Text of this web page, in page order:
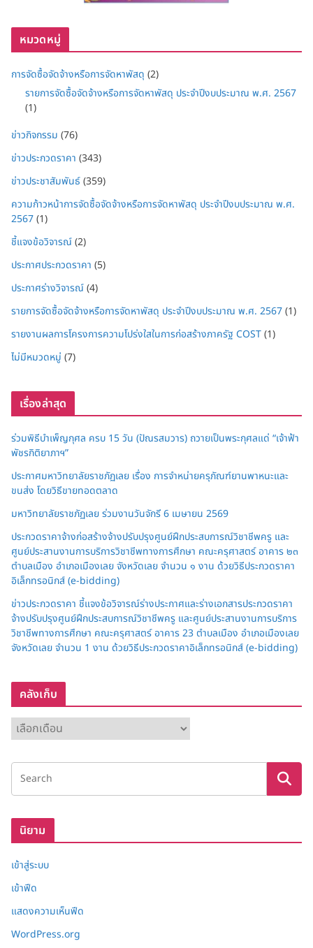
หมวดหมู่
การจัดซื้อจัดจ้างหรือการจัดหาพัสดุ (2)
รายการจัดซื้อจัดจ้างหรือการจัดหาพัสดุ ประจำปีงบประมาณ พ.ศ. 2567
(1)
ข่าวกิจกรรม (76)
ข่าวประกวดราคา (343)
ข่าวประชาสัมพันธ์(359)
ความก้าวหน้าการจัดซื้อจัดจ้างหรือการจัดหาพัสดุ ประจำปีงบประมาณ พ.ศ.
2567(1)
ชี้แจงข้อวิจารณ์(2)
ประกาศประกวดราคา (5)
ประกาศร่างวิจารณ์(4)
รายการจัดซื้อจัดจ้างหรือการจัดหาพัสดุ ประจำปีงบประมาณ พ.ศ. 2567(1)
รายงานผลการโครงการความโปร่งใสในการก่อสร้างภาครัฐ COST(1)
ไม่มีหมวดหมู่ (7)
เรื่องล่าสุด
ร่วมพิธีบำเพ็ญกุศล ครบ 15 วัน (ปัณรสมวาร) ถวายเป็นพระกุศลแด่ “เจ้าฟ้า
พัชรกิติยาภาฯ”
ประกาศมหาวิทยาลัยราชภัฏเลย เรื่อง การจำหน่ายครุภัณฑ์ยานพาหนะและ
ขนส่ง โดยวิธีขายทอดตลาด
มหาวิทยาลัยราชภัฏเลย ร่วมงานวันจักรี 6 เมษายน 2569
ประกวดราคาจ้างก่อสร้างจ้างปรับปรุงศูนย์ฝึกประสบการณ์วิชาชีพครู และ
ศูนย์ประสานงานการบริการวิชาชีพทางการศึกษา คณะครุศาสตร์ อาคาร ๒๓
ตำบลเมือง อำเภอเมืองเลย จังหวัดเลย จำนวน ๑ งาน ด้วยวิธีประกวดราคา
อิเล็กทรอนิกส์ (e-bidding)
ข่าวประกวดราคา ชี้แจงข้อวิจารณ์ร่างประกาศและร่างเอกสารประกวดราคา
จ้างปรับปรุงศูนย์ฝึกประสบการณ์วิชาชีพครู และศูนย์ประสานงานการบริการ
วิชาชีพทางการศึกษา คณะครุศาสตร์ อาคาร 23 ตำบลเมือง อำเภอเมืองเลย
จังหวัดเลย จำนวน 1 งาน ด้วยวิธีประกวดราคาอิเล็กทรอนิกส์ (e-bidding)
คลังเก็บ
ลั
ง
ก็
นิยาม
เข้าสู่ระบบ
เข้าฟีด
แสดงความเห็นฟีด
WordPress.org